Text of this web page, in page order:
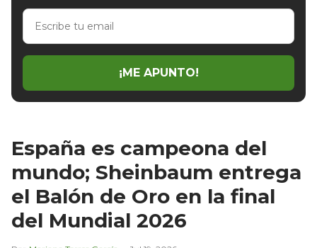
Escribe
email
¡ME APUNTO!
España es campeona del
mundo; Sheinbaum entrega
el Balón de Oro en la final
del Mundial 2026